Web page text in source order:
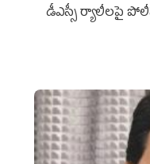
డీఎస్సీ ర్యాలీలపై